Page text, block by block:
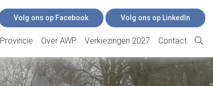
Volg ons op Facebook Volg ons op LinkedIn
Provincie Over AWP Verkiezingen 2027 Contact